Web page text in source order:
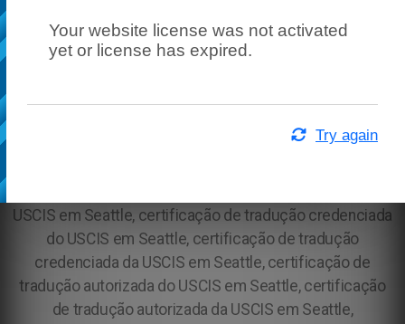
Your website license was not activated
yet or license has expired.
Try again